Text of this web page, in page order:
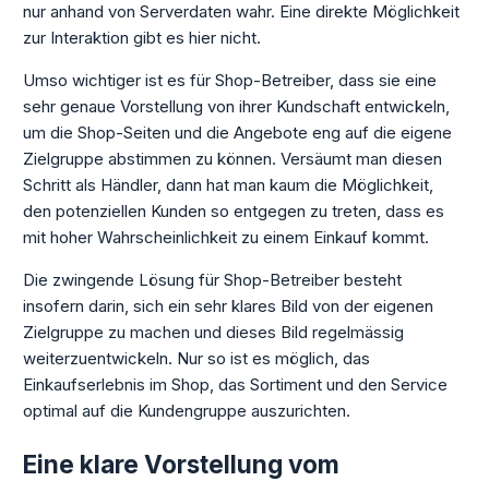
nur anhand von Serverdaten wahr. Eine direkte Möglichkeit
zur Interaktion gibt es hier nicht.
Umso wichtiger ist es für Shop-Betreiber, dass sie eine
sehr genaue Vorstellung von ihrer Kundschaft entwickeln,
um die Shop-Seiten und die Angebote eng auf die eigene
Zielgruppe abstimmen zu können. Versäumt man diesen
Schritt als Händler, dann hat man kaum die Möglichkeit,
den potenziellen Kunden so entgegen zu treten, dass es
mit hoher Wahrscheinlichkeit zu einem Einkauf kommt.
Die zwingende Lösung für Shop-Betreiber besteht
insofern darin, sich ein sehr klares Bild von der eigenen
Zielgruppe zu machen und dieses Bild regelmässig
weiterzuentwickeln. Nur so ist es möglich, das
Einkaufserlebnis im Shop, das Sortiment und den Service
optimal auf die Kundengruppe auszurichten.
Eine klare Vorstellung vom